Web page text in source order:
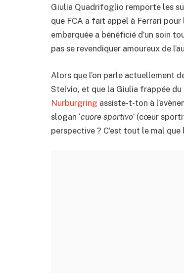
Giulia Quadrifoglio remporte les
que FCA a fait appel à Ferrari
embarquée a bénéficié d’un soin
pas se revendiquer amoureux de
Alors que l’on parle actuellement
Stelvio, et que la Giulia frappée
Nurburgring assiste-t-ton à
slogan ‘cuore sportivo’ (cœur
perspective ? C’est tout le mal